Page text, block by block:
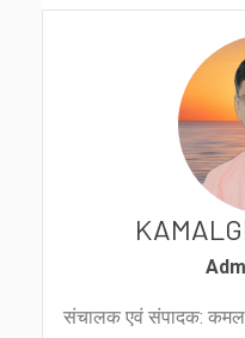
संचालक एवं संपादक: